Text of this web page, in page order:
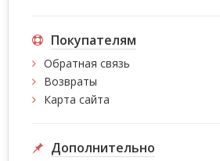
Покупателям
Обратная связь
Возвраты
Карта сайта
Дополнительно